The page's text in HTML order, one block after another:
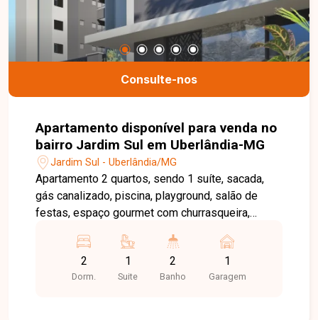
unidades e converse pessoalmente com um dos
nossos consultores. Estamos aqui para te ajudar
a encontrar o imóvel ideal!
Consulte-nos
Apartamento disponível para venda no
bairro Jardim Sul em Uberlândia-MG
Jardim Sul - Uberlândia/MG
Apartamento 2 quartos, sendo 1 suíte, sacada,
gás canalizado, piscina, playground, salão de
festas, espaço gourmet com churrasqueira,
2
Dorm.
1
Suite
2
Banho
1
Garagem